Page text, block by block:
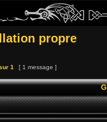
propre
1 [ 1 message ]